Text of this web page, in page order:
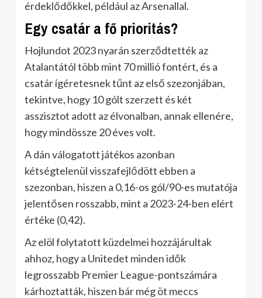
érdeklődőkkel, például az Arsenallal.
Egy csatár a fő prioritás?
Hojlundot 2023 nyarán szerződtették az
Atalantától több mint 70 millió fontért, és a
csatár ígéretesnek tűnt az első szezonjában,
tekintve, hogy 10 gólt szerzett és két
asszisztot adott az élvonalban, annak ellenére,
hogy mindössze 20 éves volt.
A dán válogatott játékos azonban
kétségtelenül visszafejlődött ebben a
szezonban, hiszen a 0,16-os gól/90-es mutatója
jelentősen rosszabb, mint a 2023-24-ben elért
értéke (0,42).
Az elöl folytatott küzdelmei hozzájárultak
ahhoz, hogy a Unitedet minden idők
legrosszabb Premier League-pontszámára
kárhoztatták, hiszen bár még öt meccs